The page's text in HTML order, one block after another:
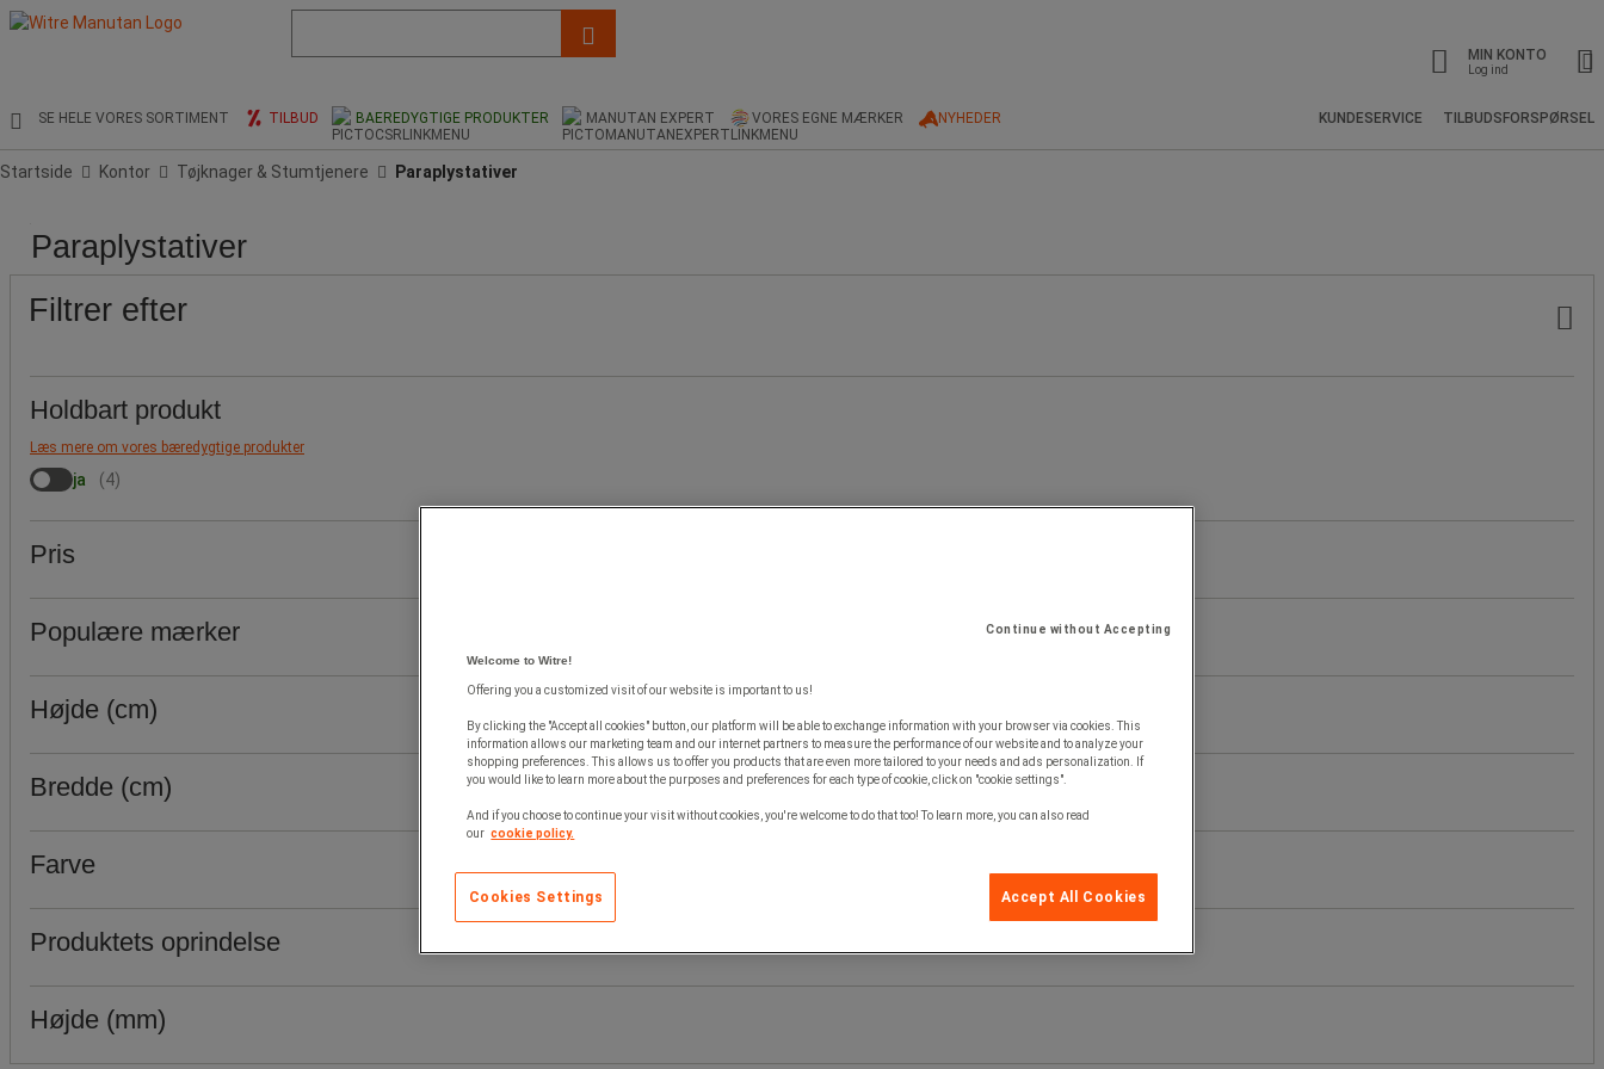
og
søgehistorik
MIN KONTO
Log ind
SE HELE VORES SORTIMENT TILBUD BAEREDYGTIGE PRODUKTER MANUTAN EXPERT VORES EGNE MÆRKER NYHEDER KUNDESERVICE TILBUDSFORSPØRSEL
Startside Kontor Tøjknager & Stumtjenere Paraplystativer
Paraplystativer
Filtrer efter
Holdbart produkt
Læs mere om vores bæredygtige produkter
ja (4)
Pris
Pris
Populære
mærker
Populære mærker
Højde
Højde (cm)
Bredde
Bredde (cm)
Farve
Farve
Produktets
oprindelse
Produktets oprindelse
Højde
Højde (mm)
Continue without Accepting
Welcome to Witre!
Offering you a customized visit of our website is important to us!
By clicking the "Accept all cookies" button, our platform will be able to exchange information with your browser via cookies. This
information allows our marketing team and our internet partners to measure the performance of our website and to analyze your
shopping preferences. This allows us to offer you products that are even more tailored to your needs and ads personalization. If
you would like to learn more about the purposes and preferences for each type of cookie, click on "cookie settings".
And if you choose to continue your visit without cookies, you're welcome to do that too! To learn more, you can also read
our cookie policy.
Accept All Cookies
Cookies Settings